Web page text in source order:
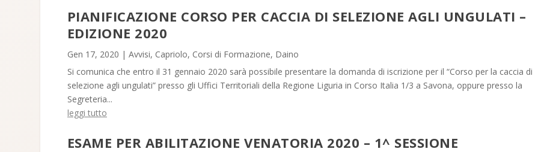
PIANIFICAZIONE CORSO PER CACCIA DI SELEZIONE AGLI UNGULATI –
EDIZIONE 2020
Gen 17, 2020 | Avvisi, Capriolo, Corsi di Formazione, Daino
Si comunica che entro il 31 gennaio 2020 sarà possibile presentare la domanda di iscrizione per il “Corso per la caccia di
selezione agli ungulati” presso gli Uffici Territoriali della Regione Liguria in Corso Italia 1/3 a Savona, oppure presso la
Segreteria...
leggi tutto
ESAME PER ABILITAZIONE VENATORIA 2020 – 1^ SESSIONE